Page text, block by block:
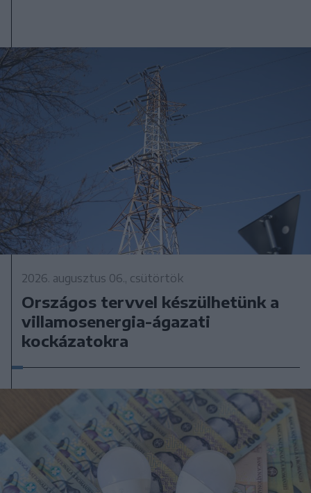
2026. augusztus 06., csütörtök
Országos tervvel készülhetünk a
villamosenergia-ágazati
kockázatokra